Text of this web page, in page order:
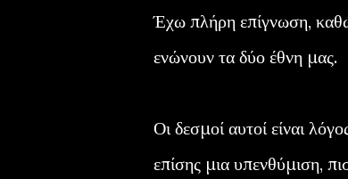
Έχω πλήρη επίγνωση,
ενώνουν τα δύο έθνη μας.
Οι δεσμοί αυτοί είναι
επίσης μια υπενθύμιση,